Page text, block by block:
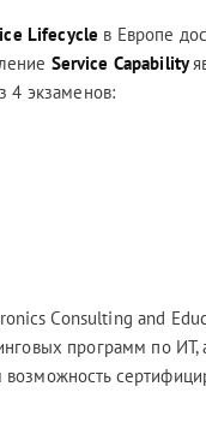
Lifecycle в Европе
Service Capability
4 экзаменов:
Consulting and
программ по